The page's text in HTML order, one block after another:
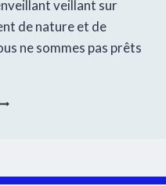
veillant sur
de nature et de
ne sommes pas prêts